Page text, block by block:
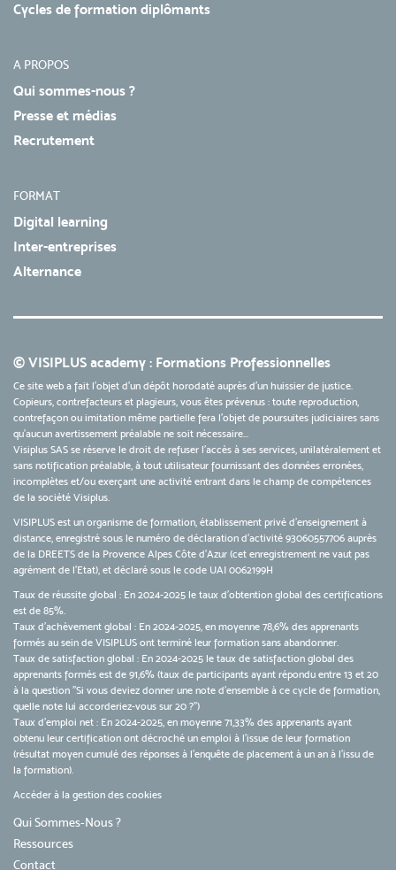
Cycles de formation diplômants
A PROPOS
Qui sommes-nous ?
Presse et médias
Recrutement
FORMAT
Digital learning
Inter-entreprises
Alternance
© VISIPLUS academy : Formations Professionnelles
Ce site web a fait l'objet d'un dépôt horodaté auprès d'un huissier de justice.
Copieurs, contrefacteurs et plagieurs, vous êtes prévenus : toute reproduction,
contrefaçon ou imitation même partielle fera l'objet de poursuites judiciaires sans
qu’aucun avertissement préalable ne soit nécessaire...
Visiplus SAS se réserve le droit de refuser l'accès à ses services, unilatéralement et
sans notification préalable, à tout utilisateur fournissant des données erronées,
incomplètes et/ou exerçant une activité entrant dans le champ de compétences
de la société Visiplus.
VISIPLUS est un organisme de formation, établissement privé d’enseignement à
distance, enregistré sous le numéro de déclaration d’activité 93060557706 auprès
de la DREETS de la Provence Alpes Côte d’Azur (cet enregistrement ne vaut pas
agrément de l’Etat), et déclaré sous le code UAI 0062199H
Taux de réussite global : En 2024-2025 le taux d'obtention global des certifications
est de 85%.
Taux d’achèvement global : En 2024-2025, en moyenne 78,6% des apprenants
formés au sein de VISIPLUS ont terminé leur formation sans abandonner.
Taux de satisfaction global : En 2024-2025 le taux de satisfaction global des
apprenants formés est de 91,6% (taux de participants ayant répondu entre 13 et 20
à la question "Si vous deviez donner une note d’ensemble à ce cycle de formation,
quelle note lui accorderiez-vous sur 20 ?")
Taux d’emploi net : En 2024-2025, en moyenne 71,33% des apprenants ayant
obtenu leur certification ont décroché un emploi à l'issue de leur formation
(résultat moyen cumulé des réponses à l'enquête de placement à un an à l'issu de
la formation).
Accéder à la gestion des cookies
Qui Sommes-Nous ?
Ressources
Contact